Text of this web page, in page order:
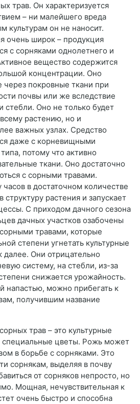
трав. Он характеризуется
– ни малейшего вреда
культурам он не наносит.
очень широк – продукция
с сорняками однолетнего и
вещество содержится
концентрации. Оно
через покровные ткани при
почвы или же вследствие
стебли. Оно не только будет
растению, но и
важных узлах. Средство
даже с корневищными
потому что активно
ткани. Оно достаточно
с сорными травами.
часов в достаточном количестве
растения и запускает
С приходом дачного сезона
дачных участков озабочены
травами, которые
степени угнетать культурные
далее. Они отрицательно
систему, на стебли, из-за
снижается урожайность.
напастью, можно прибегать к
получившим название
трав – это культурные
специальные цветы. Рожь может
в борьбе с сорняками. Это
сорнякам, выделяя в почву
от сорняков непросто, но
Мощная, нечувствительная к
очень быстро и способна